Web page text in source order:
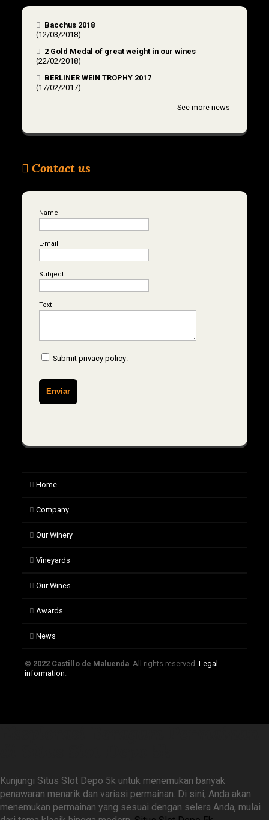
Bacchus 2018
(12/03/2018)
2 Gold Medal of great weight in our wines
(22/02/2018)
BERLINER WEIN TROPHY 2017
(17/02/2017)
See more news
Contact us
Name
E-mail
Subject
Text
Submit privacy policy.
Home
Company
Our Winery
Vineyards
Our Wines
Awards
News
© 2022 Castillo de Maluenda. All rights reserved. Legal
information
Kunjungi Situs Slot Depo 5k untuk menemukan banyak
penawaran menarik dan variasi permainan. Di sini, Anda akan
menemukan permainan yang sesuai dengan selera Anda, mulai